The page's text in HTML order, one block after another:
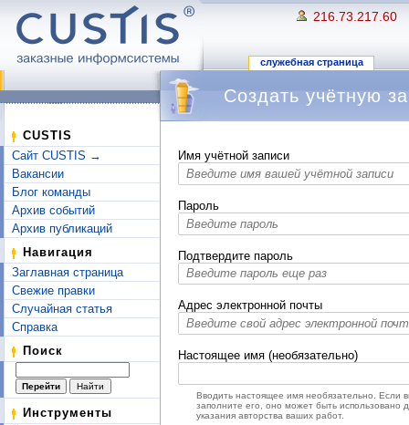
216.73.217.60
служебная страница
CUSTIS
Сайт CUSTIS →
Вакансии
Блог команды
Архив событий
Архив публикаций
Навигация
Заглавная страница
Свежие правки
Случайная статья
Справка
Поиск
Инструменты
Создать учётную
Имя учётной записи
Пароль
Подтвердите пароль
Адрес электронной почты
Настоящее имя (необязательно)
Вводить настоящее имя необязательно. Если
заполните его, оно может быть использовано
указания авторства ваших работ.